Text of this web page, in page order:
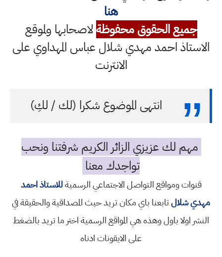
هنا
جميع الحقوق محفوظةلاصحابها ولموقع
الاستاذ احمد مهدي شلال عباس المهداوي على
الانترنت
انتهى الموضوع شكرا (لك / لكِ)
مهم لك عزيزي الزائر الكريم شرفتنا ونحب
تواجدك معنا
قنوات ومواقع التواصل الاجتماعي الرسميةللاستاذ احمد
مهدي شلالتابعنا باي مكان تريد حيث المصداقية والحقيقة في
النشر اولا باول وهذه هي المواقع الرسمية اختر ما تريد بالضغط
على الايقونات ادناه